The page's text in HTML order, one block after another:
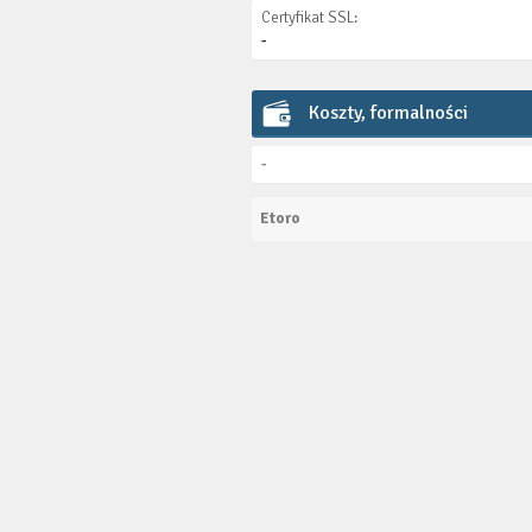
Certyfikat SSL:
-
Koszty, formalności
-
Etoro